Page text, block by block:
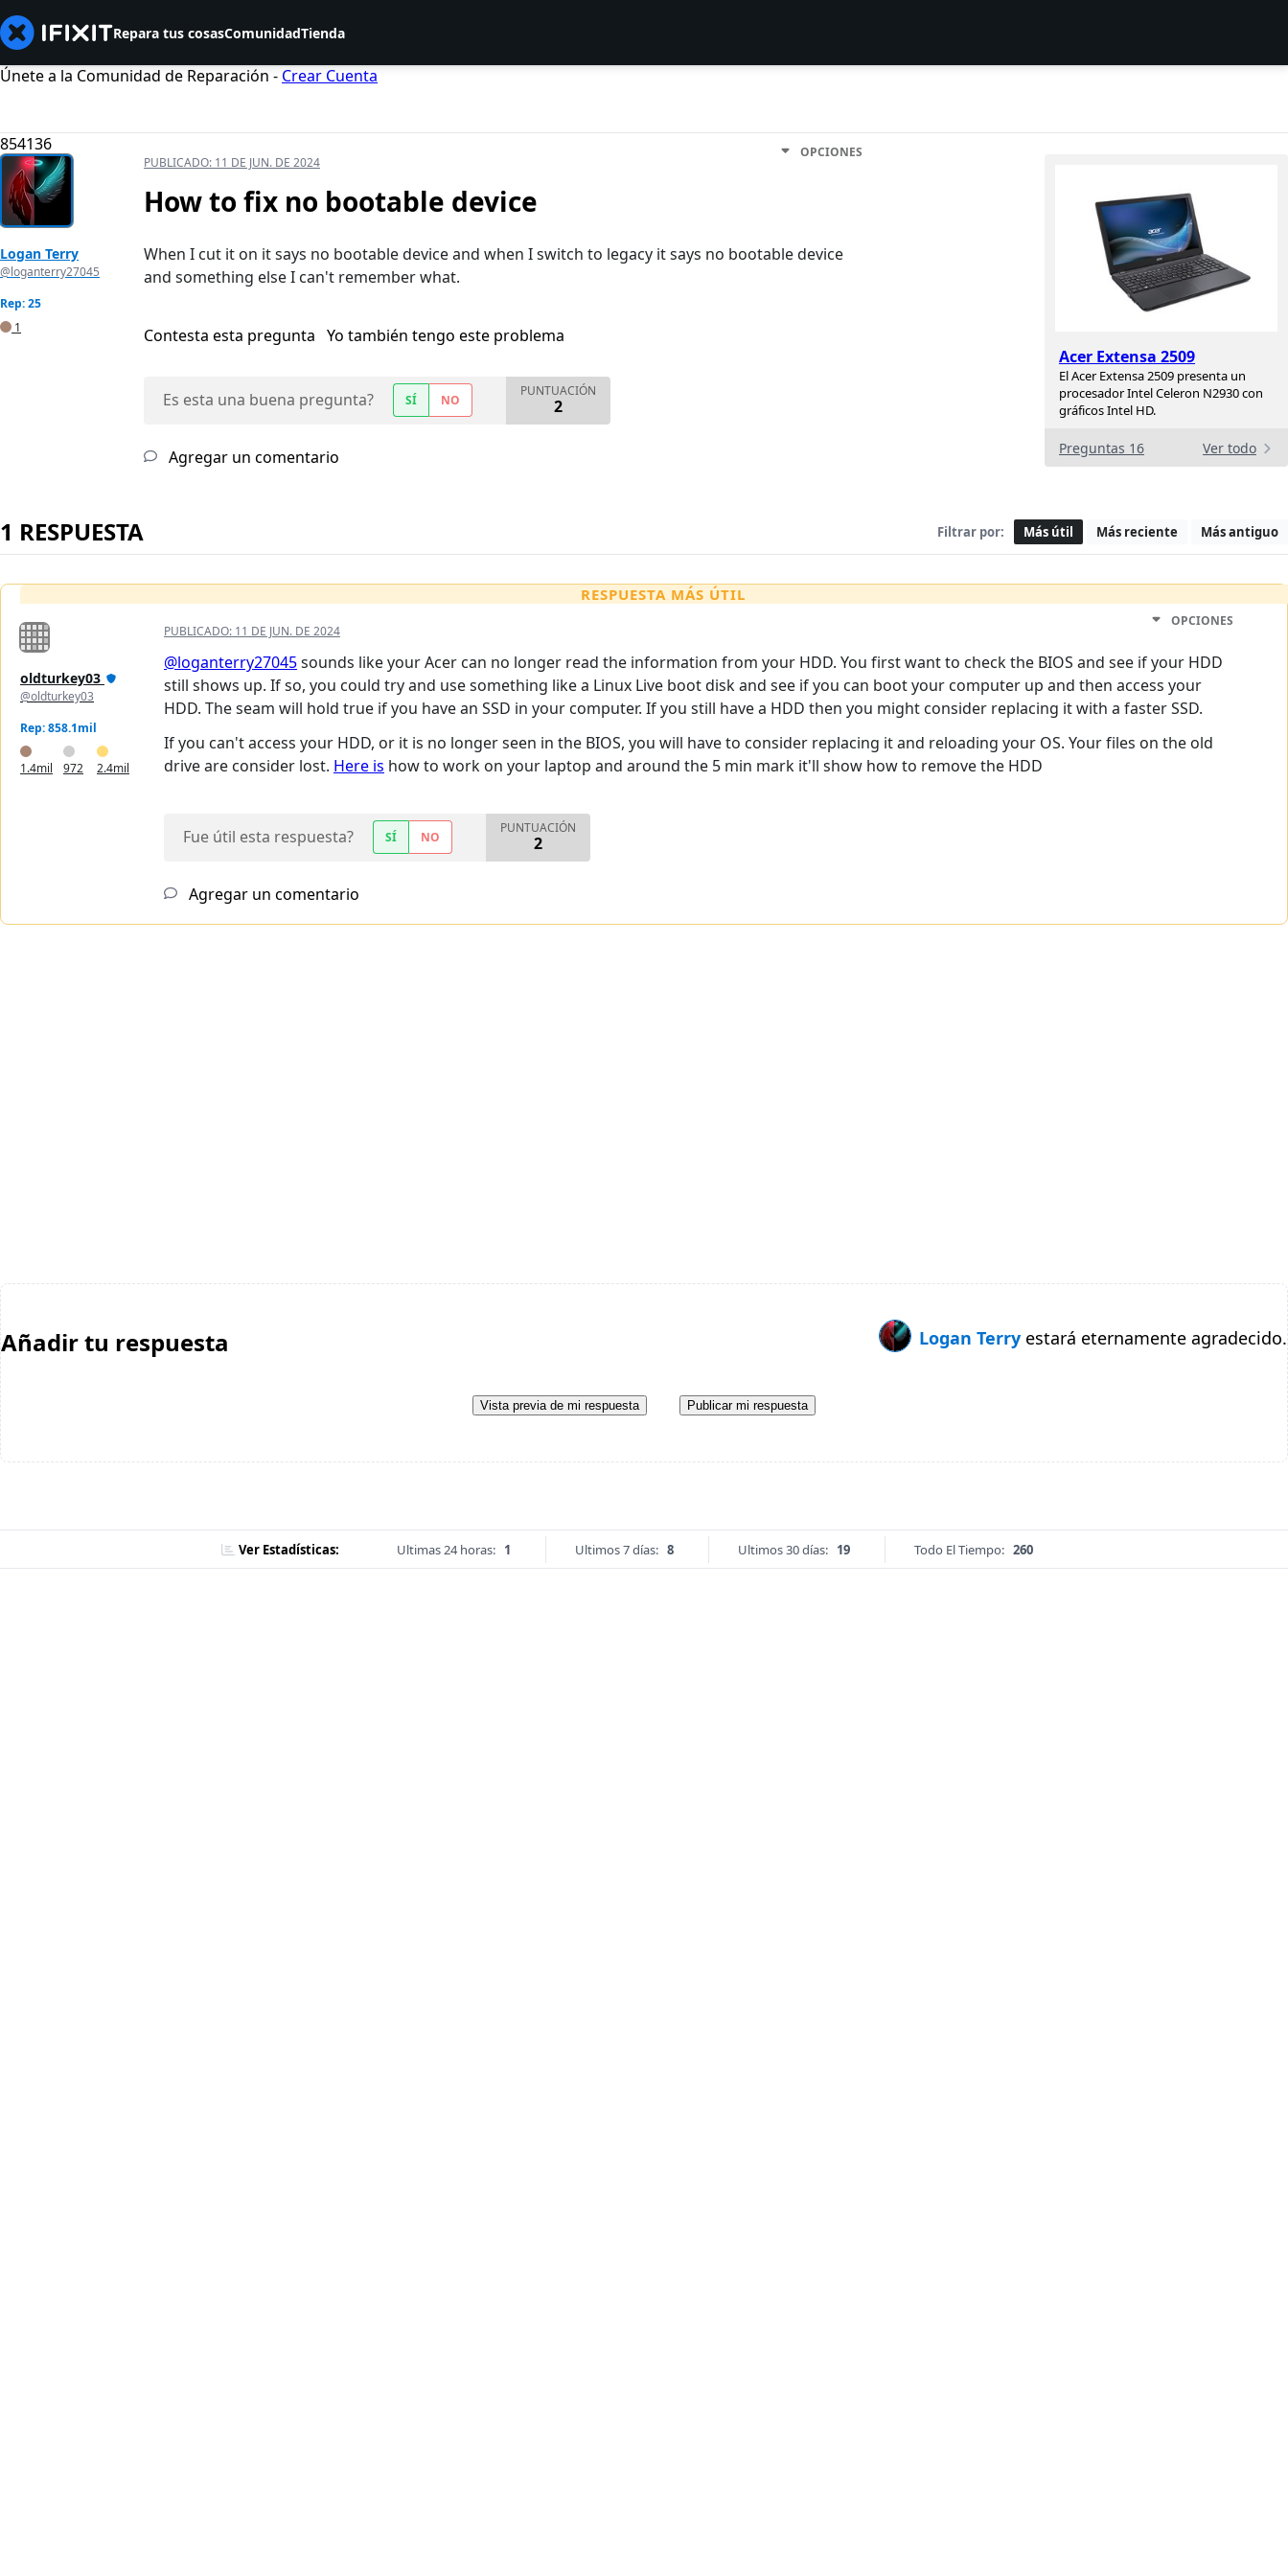
Repara tus cosasComunidadTienda
Únete a la Comunidad de Reparación - Crear Cuenta
854136
Acer Extensa 2509
El Acer Extensa 2509 presenta un
procesador Intel Celeron N2930 con
gráficos Intel HD.
Preguntas 16 Ver todo
Logan Terry
@loganterry27045
Rep: 25
1
PUBLICADO: 11 DE JUN. DE 2024
OPCIONES
How to fix no bootable device
When I cut it on it says no bootable device and when I switch to legacy it says no bootable device
and something else I can't remember what.
Contesta esta pregunta Yo también tengo este problema
Es esta una buena pregunta? SÍ NO
PUNTUACIÓN
2
Agregar un comentario
1 RESPUESTA Filtrar por: Más útil Más reciente Más antiguo
RESPUESTA MÁS ÚTIL
oldturkey03
@oldturkey03
Rep: 858.1mil
1.4mil 972 2.4mil
PUBLICADO: 11 DE JUN. DE 2024
OPCIONES
@loganterry27045sounds like your Acer can no longer read the information from your HDD. You first want to check the BIOS and see if your HDD
still shows up. If so, you could try and use something like a Linux Live boot disk and see if you can boot your computer up and then access your
HDD. The seam will hold true if you have an SSD in your computer. If you still have a HDD then you might consider replacing it with a faster SSD.
If you can't access your HDD, or it is no longer seen in the BIOS, you will have to consider replacing it and reloading your OS. Your files on the old
drive are consider lost. Here is how to work on your laptop and around the 5 min mark it'll show how to remove the HDD
Fue útil esta respuesta? SÍ NO
PUNTUACIÓN
2
Agregar un comentario
Añadir tu respuesta Logan Terry estará eternamente agradecido.
Vista previa de mi respuesta Publicar mi respuesta
Ver Estadísticas: Ultimas 24 horas: 1 Ultimos 7 días: 8 Ultimos 30 días: 19 Todo El Tiempo: 260